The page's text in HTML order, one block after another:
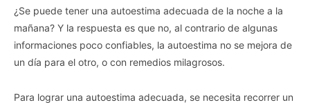
¿Se puede tener una autoestima adecuada de la noche a la
mañana? Y la respuesta es que no, al contrario de algunas
informaciones poco confiables, la autoestima no se mejora de
un día para el otro, o con remedios milagrosos.
Para lograr una autoestima adecuada, se necesita recorrer un